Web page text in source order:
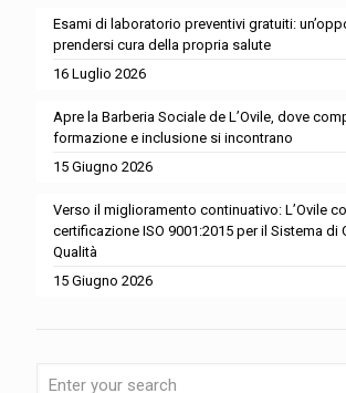
Esami di laboratorio preventivi gratuiti:
prendersi cura della propria salute
16 Luglio 2026
Apre la Barberia Sociale de L’Ovile, dove
formazione e inclusione si incontrano
15 Giugno 2026
Verso il miglioramento continuativo: L’Ovile
certificazione ISO 9001:2015 per il Sistema di
Qualità
15 Giugno 2026